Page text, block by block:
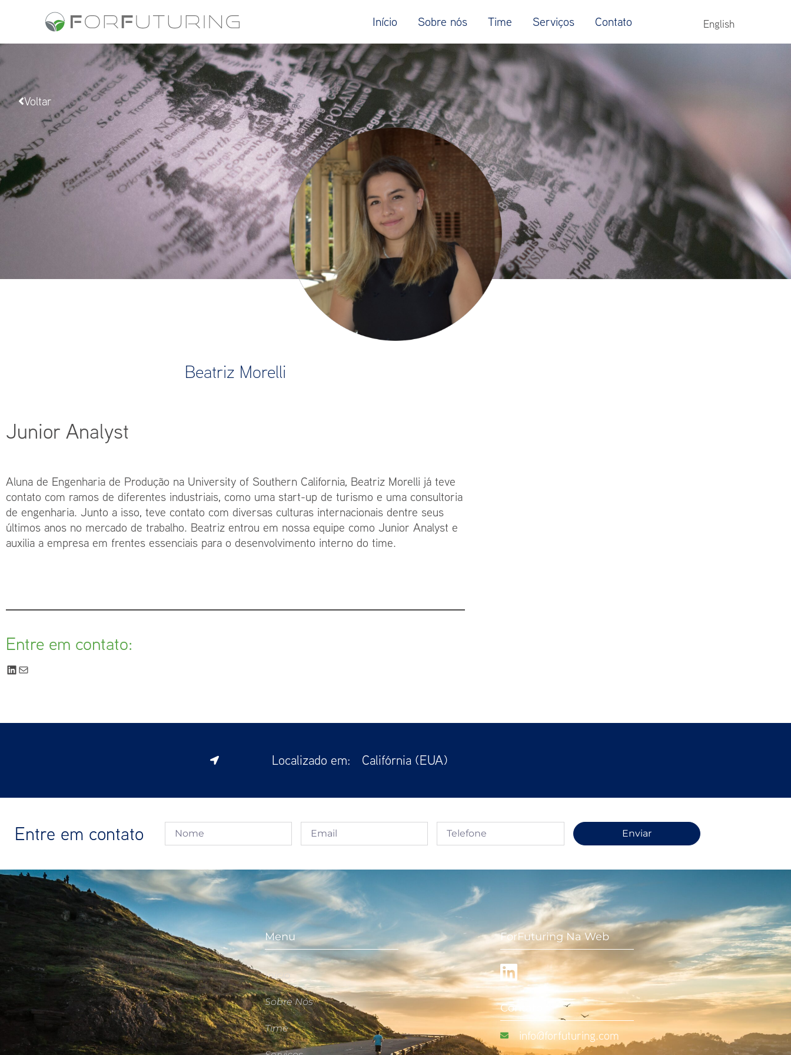
Início Sobre nós Time Serviços Contato English
Voltar
Beatriz Morelli
Junior Analyst
Aluna de Engenharia de Produção na University of Southern California, Beatriz Morelli já teve
contato com ramos de diferentes industriais, como uma start-up de turismo e uma consultoria
de engenharia. Junto a isso, teve contato com diversas culturas internacionais dentre seus
últimos anos no mercado de trabalho. Beatriz entrou em nossa equipe como Junior Analyst e
auxilia a empresa em frentes essenciais para o desenvolvimento interno do time.
Entre em contato:
Localizado em: Califórnia (EUA)
Entre em contato Enviar
Menu
Início
Sobre Nós
Time
ForFuturing Na Web
Contato
info@forfuturing.com